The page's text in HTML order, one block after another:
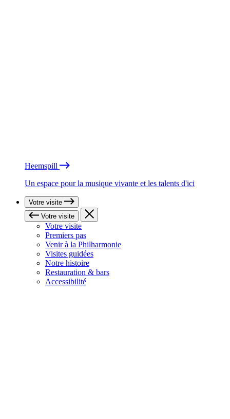
Heemspill
Un espace pour la musique vivante et les talents d'ici
Votre visite
Votre visite
Votre visite
Premiers pas
Venir à la Philharmonie
Visites guidées
Notre histoire
Restauration & bars
Accessibilité